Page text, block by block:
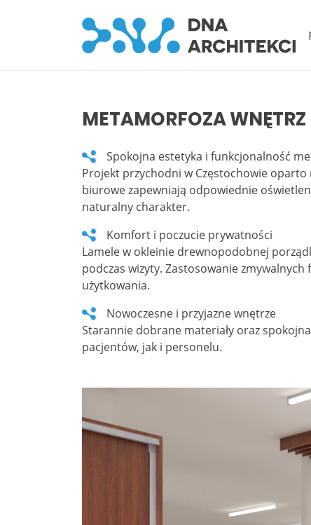
METAMORFOZA
Spokojna estetyka i funkcjonalność
Projekt przychodni w Częstochowie
biurowe zapewniają odpowiednie
naturalny charakter.
Komfort i poczucie prywatności
Lamele w okleinie drewnopodobnej
podczas wizyty. Zastosowanie
użytkowania.
Nowoczesne i przyjazne wnętrze
Starannie dobrane materiały oraz
pacjentów, jak i personelu.